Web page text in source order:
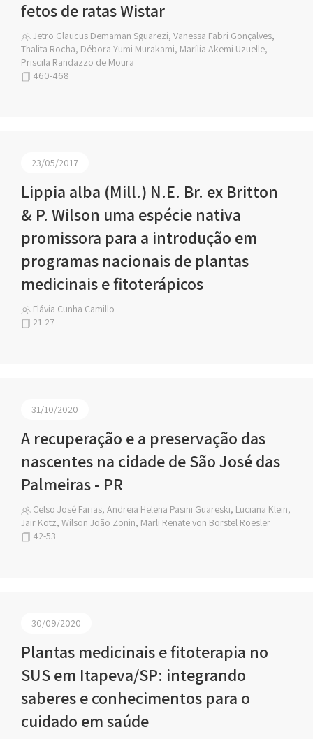
fetos de ratas Wistar
Jetro Glaucus Demaman Sguarezi, Vanessa Fabri Gonçalves,
Thalita Rocha, Débora Yumi Murakami, Marília Akemi Uzuelle,
Priscila Randazzo de Moura
460-468
23/05/2017
Lippia alba (Mill.) N.E. Br. ex Britton
& P. Wilson uma espécie nativa
promissora para a introdução em
programas nacionais de plantas
medicinais e fitoterápicos
Flávia Cunha Camillo
21-27
31/10/2020
A recuperação e a preservação das
nascentes na cidade de São José das
Palmeiras - PR
Celso José Farias, Andreia Helena Pasini Guareski, Luciana Klein,
Jair Kotz, Wilson João Zonin, Marli Renate von Borstel Roesler
42-53
30/09/2020
Plantas medicinais e fitoterapia no
SUS em Itapeva/SP: integrando
saberes e conhecimentos para o
cuidado em saúde